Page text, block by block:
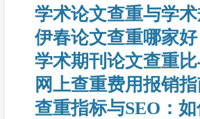
学术论文查重与学
伊春论文查重哪家
学术期刊论文查重
网上查重费用报销
查重指标与SEO：